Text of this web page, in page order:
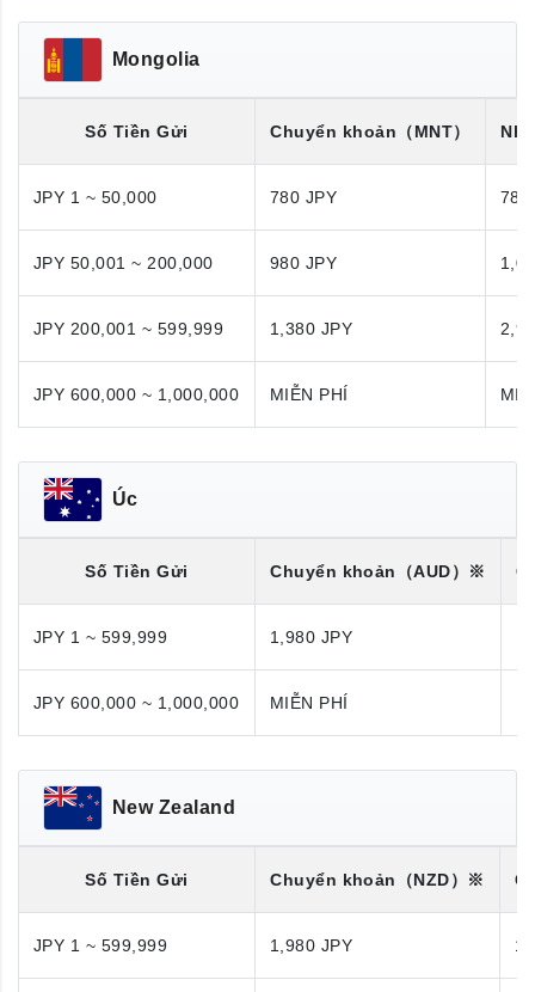
Mongolia
Số Tiền Gửi Chuyển khoản （MNT）
JPY 1 ~ 50,000 780 JPY 780
JPY 50,001 ~ 200,000 980 JPY
JPY 200,001 ~ 599,999 1,380 JPY
JPY 600,000 ~ 1,000,000 MIỄN PHÍ
Úc
Số Tiền Gửi Chuyển khoản （AUD）※
JPY 1 ~ 599,999 1,980 JPY
JPY 600,000 ~ 1,000,000 MIỄN PHÍ
New Zealand
Số Tiền Gửi Chuyển khoản （NZD）※
JPY 1 ~ 599,999 1,980 JPY